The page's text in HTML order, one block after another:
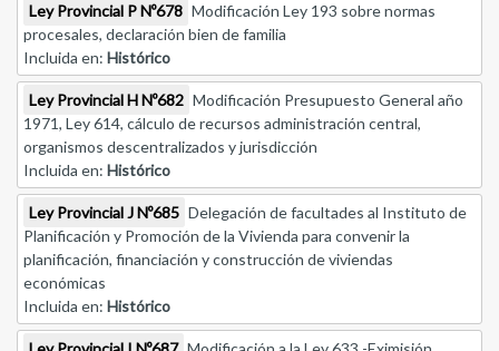
Ley Provincial P Nº678 Modificación Ley 193 sobre normas
procesales, declaración bien de familia
Incluida en: Histórico
Ley Provincial H Nº682 Modificación Presupuesto General año
1971, Ley 614, cálculo de recursos administración central,
organismos descentralizados y jurisdicción
Incluida en: Histórico
Ley Provincial J Nº685 Delegación de facultades al Instituto de
Planificación y Promoción de la Vivienda para convenir la
planificación, financiación y construcción de viviendas
económicas
Incluida en: Histórico